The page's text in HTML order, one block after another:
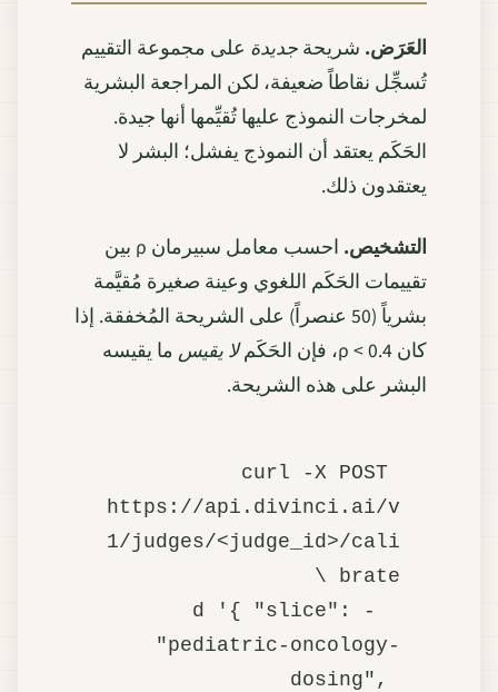
العَرَض. شريحة جديدة على مجموعة التقييم
تُسجِّل نقاطاً ضعيفة، لكن المراجعة البشرية
لمخرجات النموذج عليها تُقيِّمها أنها جيدة.
الحَكَم يعتقد أن النموذج يفشل؛ البشر لا
يعتقدون ذلك.
التشخيص.
احسب معامل سبيرمان ρ بين
تقييمات الحَكَم اللغوي وعينة صغيرة مُقيَّمة
بشرياً (50 عنصراً) على الشريحة المُخفقة. إذا
كان ρ < 0.4، فإن الحَكَم
لا يقيس ما يقيسه
البشر على هذه الشريحة.
curl -X POST
https://api.divinci.ai/v
1/judges/<judge_id>/cali
  -d '{ "slice":
"pediatric-oncology-
dosing",